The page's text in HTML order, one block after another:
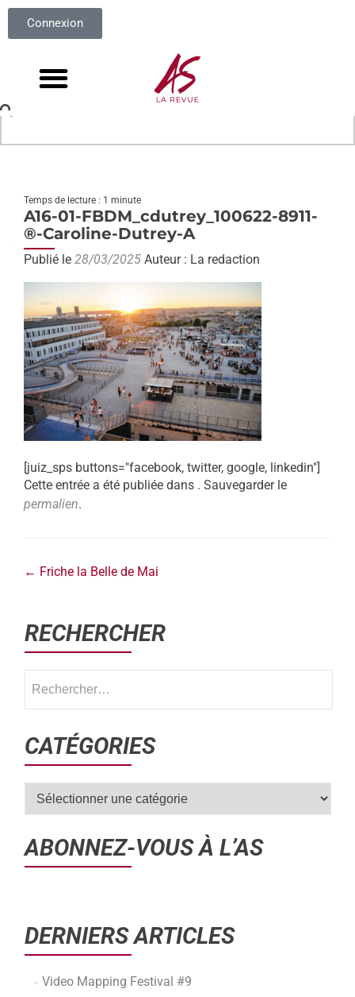
Connexion
Temps de lecture : 1 minute
A16-01-FBDM_cdutrey_100622-8911-
®-Caroline-Dutrey-A
Publié le 28/03/2025 Auteur : La redaction
[juiz_sps buttons="facebook, twitter, google, linkedin"]
Cette entrée a été publiée dans . Sauvegarder le
permalien.
← Friche la Belle de Mai
RECHERCHER
CATÉGORIES
ABONNEZ-VOUS À L’AS
DERNIERS ARTICLES
Video Mapping Festival #9